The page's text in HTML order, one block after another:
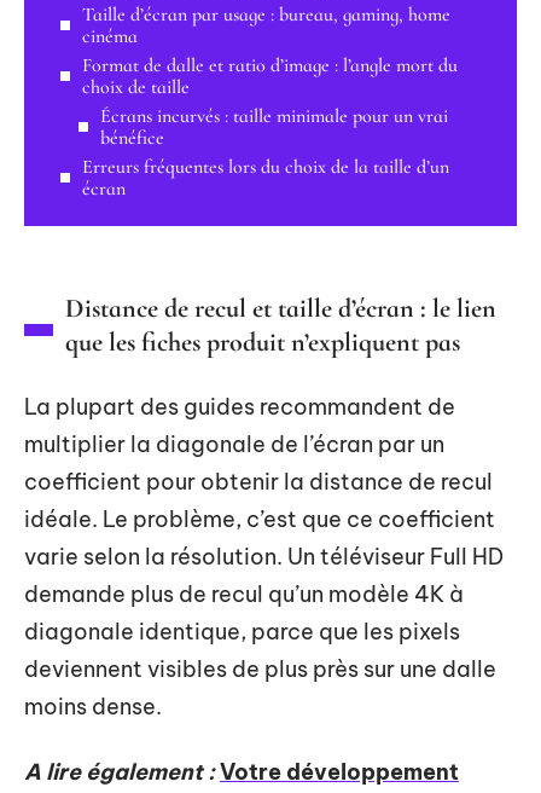
Taille d’écran par usage : bureau, gaming, home
cinéma
Format de dalle et ratio d’image : l’angle mort du
choix de taille
Écrans incurvés : taille minimale pour un vrai
bénéfice
Erreurs fréquentes lors du choix de la taille d’un
écran
Distance de recul et taille d’écran : le lien
que les fiches produit n’expliquent pas
La plupart des guides recommandent de
multiplier la diagonale de l’écran par un
coefficient pour obtenir la distance de recul
idéale. Le problème, c’est que ce coefficient
varie selon la résolution. Un téléviseur Full HD
demande plus de recul qu’un modèle 4K à
diagonale identique, parce que les pixels
deviennent visibles de plus près sur une dalle
moins dense.
A lire également :Votre développement